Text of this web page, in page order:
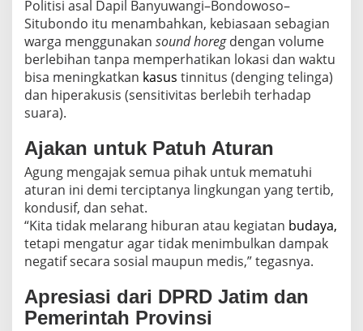
Politisi asal Dapil Banyuwangi–Bondowoso–
Situbondo itu menambahkan, kebiasaan sebagian
warga menggunakan sound horegdengan volume
berlebihan tanpa memperhatikan lokasi dan waktu
bisa meningkatkan kasus tinnitus (denging telinga)
dan hiperakusis (sensitivitas berlebih terhadap
suara).
Ajakan untuk Patuh Aturan
Agung mengajak semua pihak untuk mematuhi
aturan ini demi terciptanya lingkungan yang tertib,
kondusif, dan sehat.
“Kita tidak melarang hiburan atau kegiatan budaya,
tetapi mengatur agar tidak menimbulkan dampak
negatif secara sosial maupun medis,” tegasnya.
Apresiasi dari DPRD Jatim dan
Pemerintah Provinsi